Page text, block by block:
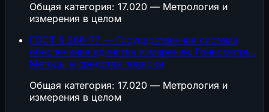
Общая категория: 17.020 — Метрология и
измерения в целом
ГОСТ 8.266-77 — Государственная система
обеспечения единства измерений. Гониометры.
Методы и средства поверки
Общая категория: 17.020 — Метрология и
измерения в целом